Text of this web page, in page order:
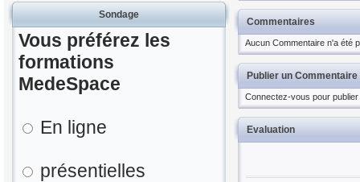
Sondage
Vous préférez les
formations
MedeSpace
En ligne
présentielles
Commentaires
Aucun Commentaire n'a été
Publier un Commentaire
Connectez-vous pour
Evaluation